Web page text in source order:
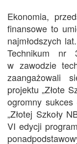
Ekonomia,
finansowe to
najmłodszych
Technikum nr
w zawodzie
zaangażowali
projektu „Złote
ogromny sukces
„Złotej Szkoły
VI edycji